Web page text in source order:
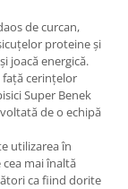
de curcan,
proteine și
joacă energică.
față cerințelor
Super Benek
de o echipă
utilizarea în
mai înaltă
ca fiind dorite